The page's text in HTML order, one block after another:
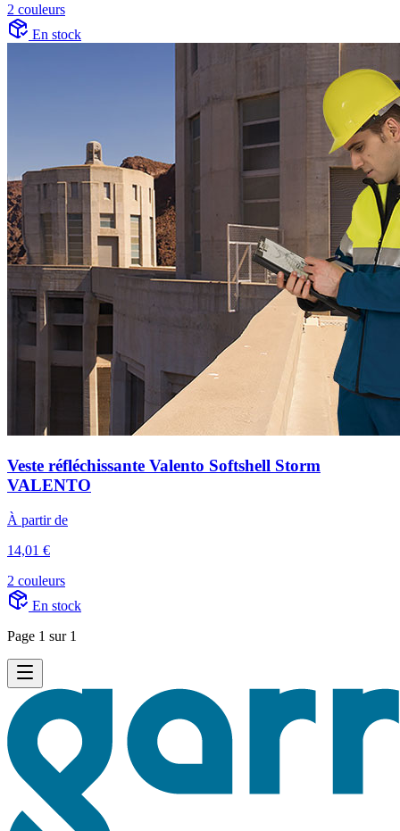
2 couleurs
En stock
Veste réfléchissante Valento Softshell Storm
VALENTO
À partir de
14,01 €
2 couleurs
En stock
Page 1 sur 1